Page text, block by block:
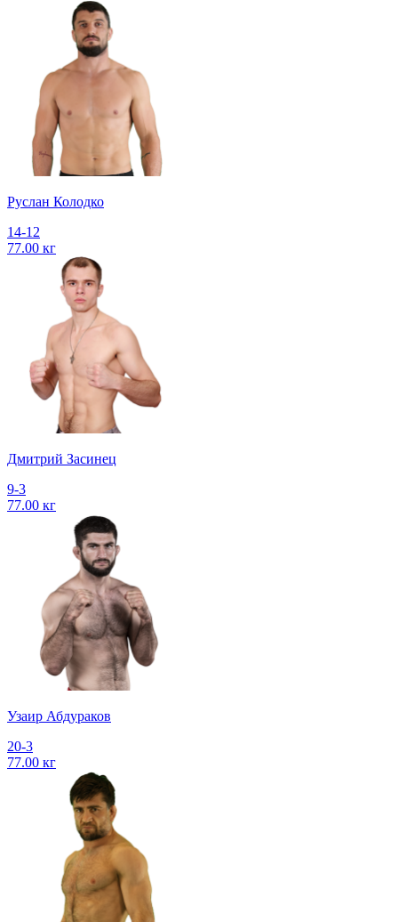
Руслан Колодко
14-12
77.00 кг
Дмитрий Засинец
9-3
77.00 кг
Узаир Абдураков
20-3
77.00 кг